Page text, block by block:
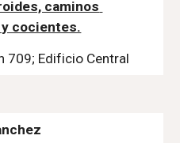
caminos
cocientes.
709; Edificio Central